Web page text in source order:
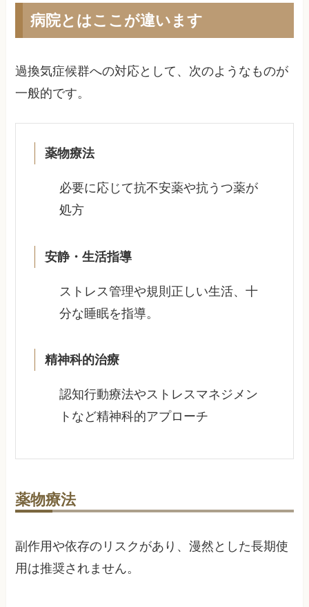
病院とはここが違います
過換気症候群への対応として、次のようなものが
一般的です。
薬物療法
必要に応じて抗不安薬や抗うつ薬が
処方
安静・生活指導
ストレス管理や規則正しい生活、十
分な睡眠を指導。
精神科的治療
認知行動療法やストレスマネジメン
トなど精神科的アプローチ
薬物療法
副作用や依存のリスクがあり、漫然とした長期使
用は推奨されません。